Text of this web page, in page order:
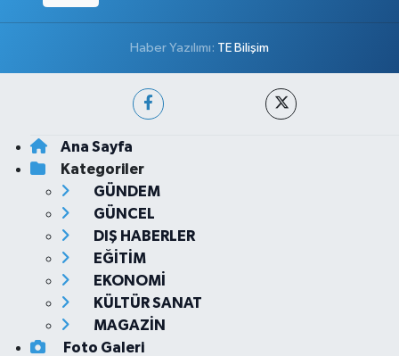
Haber Yazılımı: TE Bilişim
Ana Sayfa
Kategoriler
GÜNDEM
GÜNCEL
DIŞ HABERLER
EĞİTİM
EKONOMİ
KÜLTÜR SANAT
MAGAZİN
Foto Galeri